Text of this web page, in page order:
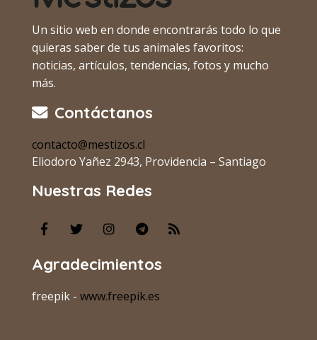
Un sitio web en donde encontrarás todo lo que
quieras saber de tus animales favoritos:
noticias, artículos, tendencias, fotos y mucho
más.
Contáctanos
contacto@mestizos.cl
Eliodoro Yañez 2943, Providencia – Santiago
Nuestras Redes
Agradecimientos
freepik - www.freepik.es